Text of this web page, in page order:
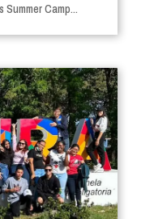
Camp...